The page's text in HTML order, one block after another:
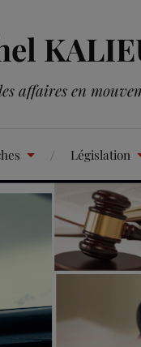
affaires en
Législation